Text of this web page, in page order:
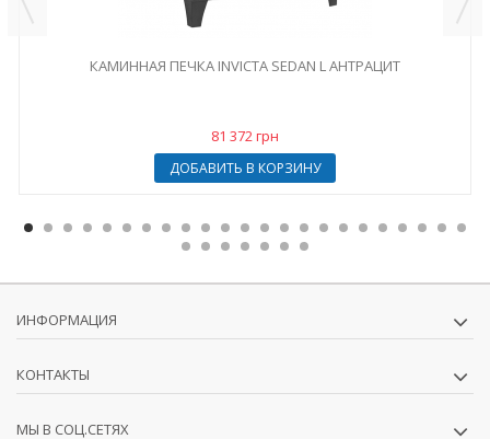
КАМИННАЯ ПЕЧКА INVICTA SEDAN L АНТРАЦИТ
81 372 грн
ДОБАВИТЬ В КОРЗИНУ
ИНФОРМАЦИЯ
КОНТАКТЫ
МЫ В СОЦ.СЕТЯХ